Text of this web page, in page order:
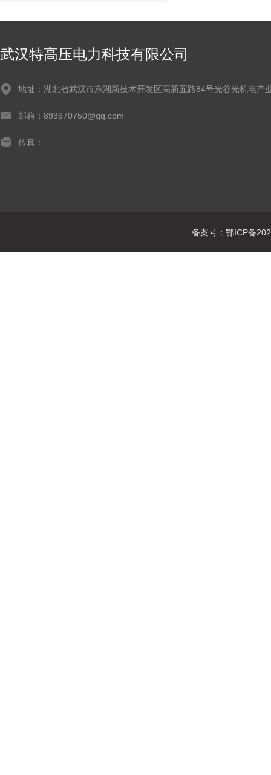
武汉特高压电力科技有限公司
地址：湖北省武汉市东湖新技术开发区高新五路84号光谷光机电产
邮箱：893670750@qq.com
传真：
备案号：鄂ICP备